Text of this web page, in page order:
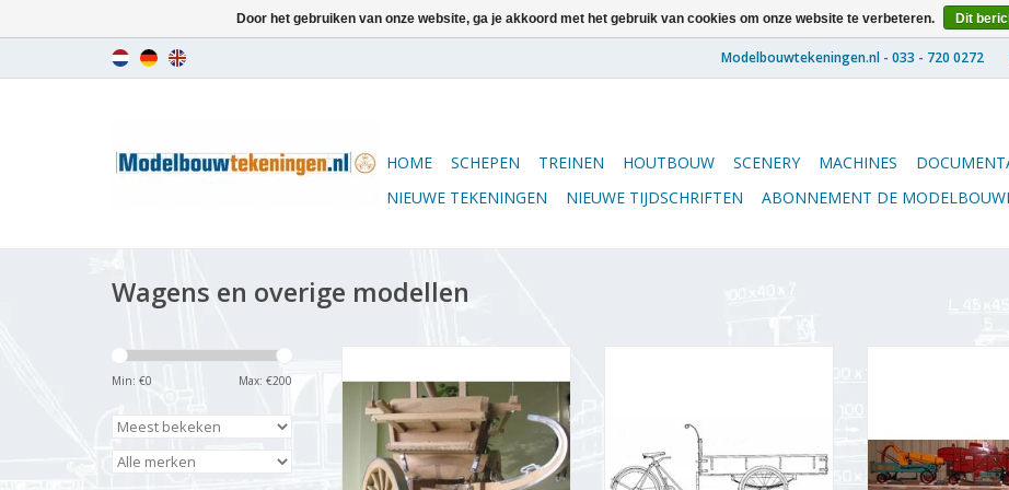
HOME SCHEPEN TREINEN HOUTBOUW SCENERY MACHINES
NIEUWE TEKENINGEN
NIEUWE TIJDSCHRIFTEN ABONNEMENT DE
Wagens en overige modellen
Min: €0 Max: €200
boerenwagen - Bouwtekening
Schaal 1 : 8 (40.31.003)
TOEVOEGEN AAN WINKELWAGEN
wenselijk. De
inwendige
Door het gebruiken van onze website, ga je akkoord met het gebruik van cookies om onze website te verbeteren. Dit